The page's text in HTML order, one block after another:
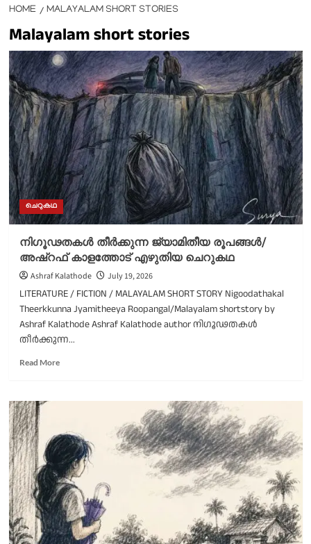
HOME MALAYALAM SHORT STORIES
Malayalam short stories
ചെറുകഥ
നിഗൂഢതകൾ തീർക്കുന്ന ജ്യാമിതീയ രൂപങ്ങൾ/
അഷ്റഫ് കാളത്തോട് എഴുതിയ ചെറുകഥ
Ashraf Kalathode July 19, 2026
LITERATURE / FICTION / MALAYALAM SHORT STORY Nigoodathakal
Theerkkunna Jyamitheeya Roopangal/Malayalam shortstory by
Ashraf Kalathode Ashraf Kalathode author നിഗൂഢതകൾ
തീർക്കുന്ന...
Read MoreRead
നിഗൂഢതകൾ
രൂപങ്ങൾ/
അഷ്റഫ്
കാളത്തോട്
എഴുതിയ
ചെറുകഥ